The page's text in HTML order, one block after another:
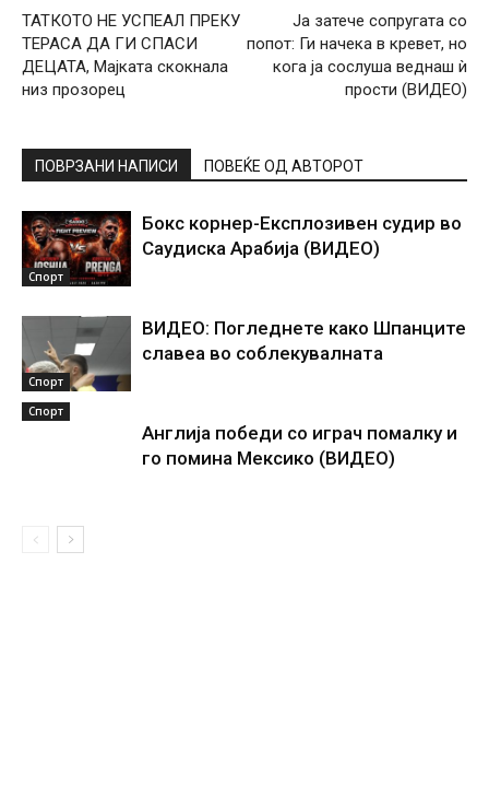
ТАТКОТО НЕ УСПЕАЛ ПРЕКУ
ТЕРАСА ДА ГИ СПАСИ
ДЕЦАТА, Мајката скокнала
низ прозорец
Ја затече сопругата со
попот: Ги начека в кревет, но
кога ја сослуша веднаш ѝ
прости (ВИДЕО)
ПОВРЗАНИ НАПИСИ ПОВЕЌЕ ОД АВТОРОТ
Спорт
Бокс корнер-Експлозивен судир во
Саудиска Арабија (ВИДЕО)
Спорт
ВИДЕО: Погледнете како Шпанците
славеа во соблекувалната
Спорт
Англија победи со играч помалку и
го помина Мексико (ВИДЕО)